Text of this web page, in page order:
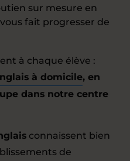
sur mesure en
fait progresser de
à chaque élève :
à domicile, en
dans notre centre
connaissent bien
de